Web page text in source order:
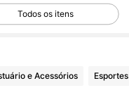
Todos os itens
e Acessórios